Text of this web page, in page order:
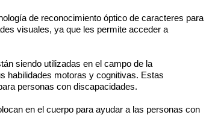
de reconocimiento óptico de caracteres para
visuales, ya que les permite acceder a
siendo utilizadas en el campo de la
habilidades motoras y cognitivas. Estas
personas con discapacidades.
en el cuerpo para ayudar a las personas con